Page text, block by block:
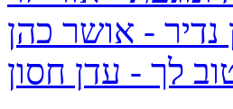
נדיר - אושר כהן
לך - עדן חסון